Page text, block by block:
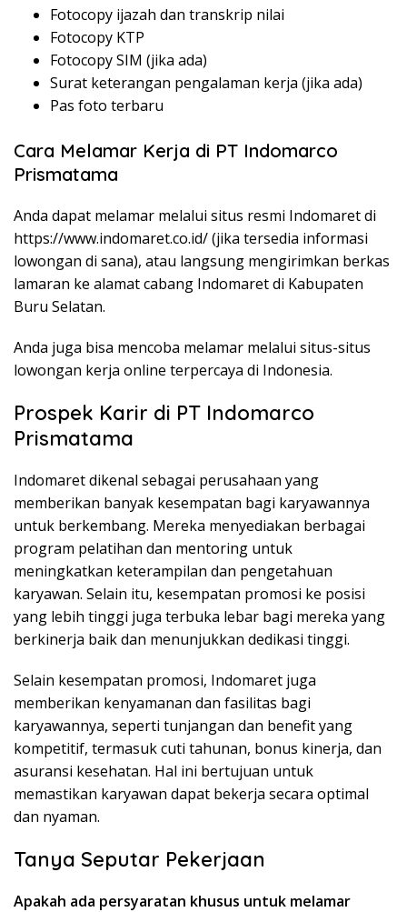
Fotocopy ijazah dan transkrip nilai
Fotocopy KTP
Fotocopy SIM (jika ada)
Surat keterangan pengalaman kerja (jika ada)
Pas foto terbaru
Cara Melamar Kerja di PT Indomarco
Prismatama
Anda dapat melamar melalui situs resmi Indomaret di
https://www.indomaret.co.id/(jika tersedia informasi
lowongan di sana), atau langsung mengirimkan berkas
lamaran ke alamat cabang Indomaret di Kabupaten
Buru Selatan.
Anda juga bisa mencoba melamar melalui situs-situs
lowongan kerja online terpercaya di Indonesia.
Prospek Karir di PT Indomarco
Prismatama
Indomaret dikenal sebagai perusahaan yang
memberikan banyak kesempatan bagi karyawannya
untuk berkembang. Mereka menyediakan berbagai
program pelatihan dan mentoring untuk
meningkatkan keterampilan dan pengetahuan
karyawan. Selain itu, kesempatan promosi ke posisi
yang lebih tinggi juga terbuka lebar bagi mereka yang
berkinerja baik dan menunjukkan dedikasi tinggi.
Selain kesempatan promosi, Indomaret juga
memberikan kenyamanan dan fasilitas bagi
karyawannya, seperti tunjangan dan benefit yang
kompetitif, termasuk cuti tahunan, bonus kinerja, dan
asuransi kesehatan. Hal ini bertujuan untuk
memastikan karyawan dapat bekerja secara optimal
dan nyaman.
Tanya Seputar Pekerjaan
Apakah ada persyaratan khusus untuk melamar